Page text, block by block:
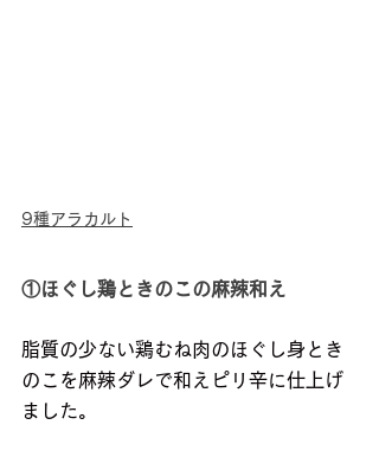
9種アラカルト
①ほぐし鶏ときのこの麻辣和え
脂質の少ない鶏むね肉のほぐし身とき
のこを麻辣ダレで和えピリ辛に仕上げ
ました。